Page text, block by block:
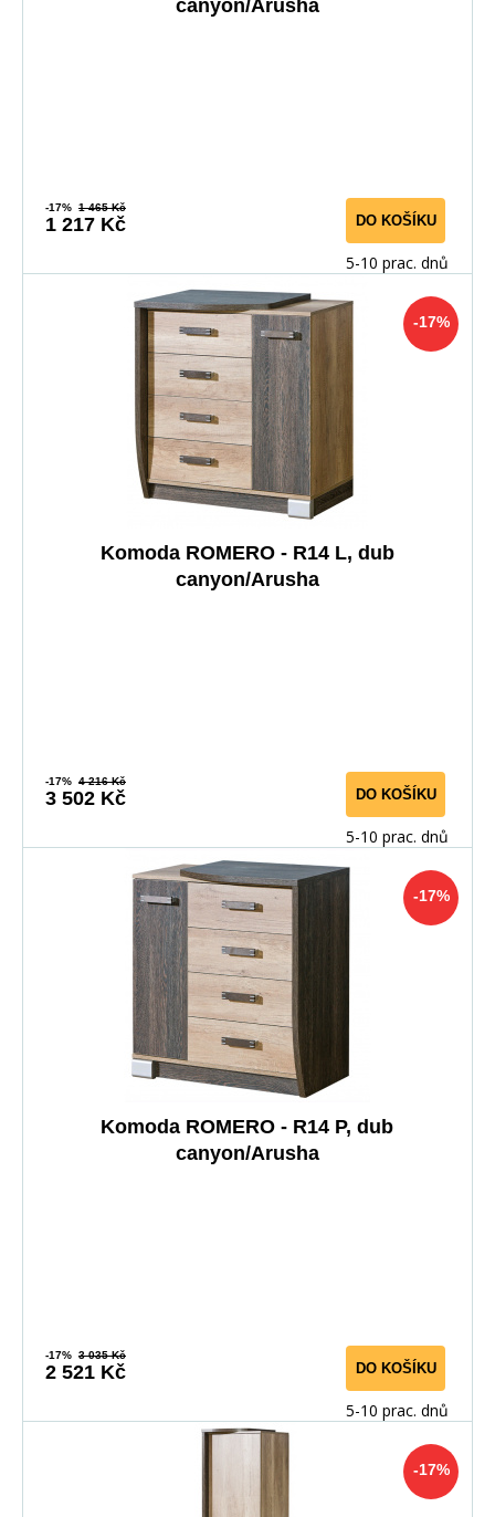
canyon/Arusha
-17% 1 465 Kč
1 217 Kč DO KOŠÍKU
5-10 prac. dnů
-17%
Komoda ROMERO - R14 L, dub
canyon/Arusha
-17% 4 216 Kč
3 502 Kč DO KOŠÍKU
5-10 prac. dnů
-17%
Komoda ROMERO - R14 P, dub
canyon/Arusha
-17% 3 035 Kč
2 521 Kč DO KOŠÍKU
5-10 prac. dnů
-17%